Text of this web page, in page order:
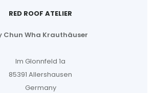
RED ROOF ATELIER
Chun Wha Krauthäuser
Im Glonnfeld 1a
85391 Allershausen
Germany